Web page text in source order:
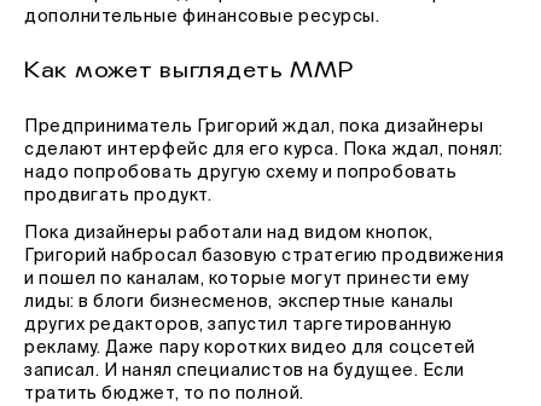
дополнительные финансовые ресурсы.
Как может выглядеть MMP
Предприниматель Григорий ждал, пока дизайнеры
сделают интерфейс для его курса. Пока ждал, понял:
надо попробовать другую схему и попробовать
продвигать продукт.
Пока дизайнеры работали над видом кнопок,
Григорий набросал базовую стратегию продвижения
и пошел по каналам, которые могут принести ему
лиды: в блоги бизнесменов, экспертные каналы
других редакторов, запустил таргетированную
рекламу. Даже пару коротких видео для соцсетей
записал. И нанял специалистов на будущее. Если
тратить бюджет, то по полной.